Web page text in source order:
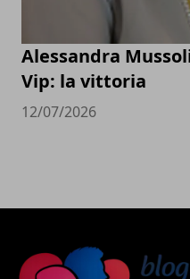
Alessandra
Vip: la vittoria
12/07/2026